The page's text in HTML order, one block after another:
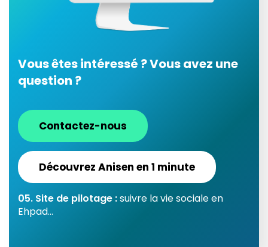
Vous êtes intéressé ? Vous avez une
question ?
Contactez-nous
Découvrez Anisen en 1 minute
05. Site de pilotage :suivre la vie sociale en
Ehpad...